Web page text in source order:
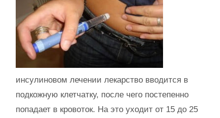
инсулиновом лечении лекарство вводится в
подкожную клетчатку, после чего постепенно
попадает в кровоток. На это уходит от 15 до 25